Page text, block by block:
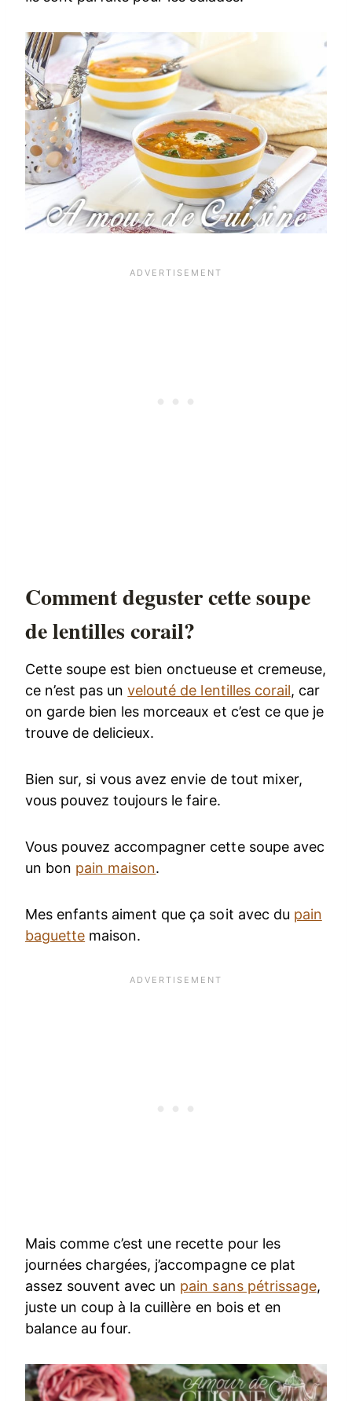
Comment deguster cette soupe
de lentilles corail?
Cette soupe est bien onctueuse et cremeuse,
ce n’est pas unvelouté de lentilles corail, car
on garde bien les morceaux et c’est ce que je
trouve de delicieux.
Bien sur, si vous avez envie de tout mixer,
vous pouvez toujours le faire.
Vous pouvez accompagner cette soupe avec
un bon pain maison.
Mes enfants aiment que ça soit avec du pain
baguette maison.
Mais comme c’est une recette pour les
journées chargées, j’accompagne ce plat
assez souvent avec un pain sans pétrissage,
juste un coup à la cuillère en bois et en
balance au four.